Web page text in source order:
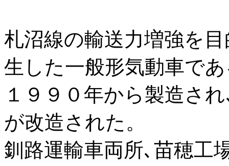
札沼線の輸送力増強を
生した一般形気動車で
１９９０年から製造さ
が改造された。
釧路運輸車両所､苗穂工